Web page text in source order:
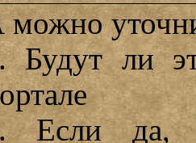
можно
Будут ли
Если да,